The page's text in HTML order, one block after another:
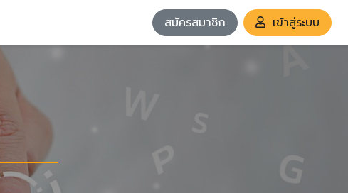
สมัครสมาชิก เข้าสู่ระบบ